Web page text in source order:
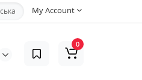
My Account
0